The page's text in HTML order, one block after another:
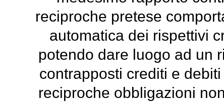
reciproche pretese
automatica dei rispettivi
potendo dare luogo ad un
contrapposti crediti e
reciproche obbligazioni